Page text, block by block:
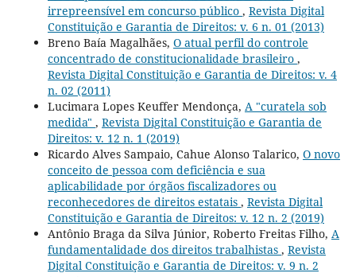
irrepreensível em concurso público , Revista Digital
Constituição e Garantia de Direitos: v. 6 n. 01 (2013)
Breno Baía Magalhães, O atual perfil do controle
concentrado de constitucionalidade brasileiro ,
Revista Digital Constituição e Garantia de Direitos: v. 4
n. 02 (2011)
Lucimara Lopes Keuffer Mendonça, A "curatela sob
medida" , Revista Digital Constituição e Garantia de
Direitos: v. 12 n. 1 (2019)
Ricardo Alves Sampaio, Cahue Alonso Talarico, O novo
conceito de pessoa com deficiência e sua
aplicabilidade por órgãos fiscalizadores ou
reconhecedores de direitos estatais , Revista Digital
Constituição e Garantia de Direitos: v. 12 n. 2 (2019)
Antônio Braga da Silva Júnior, Roberto Freitas Filho, A
fundamentalidade dos direitos trabalhistas , Revista
Digital Constituição e Garantia de Direitos: v. 9 n. 2